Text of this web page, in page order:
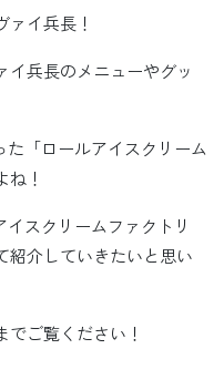
イ兵長！
兵長のメニューやグッ
た「ロールアイスクリーム
！
スクリームファクトリ
紹介していきたいと思い
ご覧ください！